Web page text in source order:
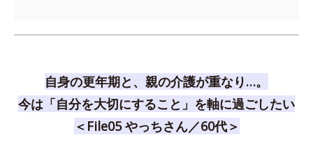
自身の更年期と、親の介護が重なり…。
今は「自分を大切にすること」を軸に過ごしたい
＜File05 やっちさん／60代＞